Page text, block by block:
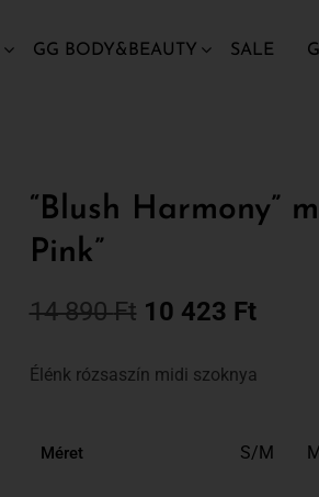
GG BODY&BEAUTY SALE
“Blush Harmony”
Pink”
14 890Ft 10 423 Ft
Élénk rózsaszín midi szoknya
Méret S/M